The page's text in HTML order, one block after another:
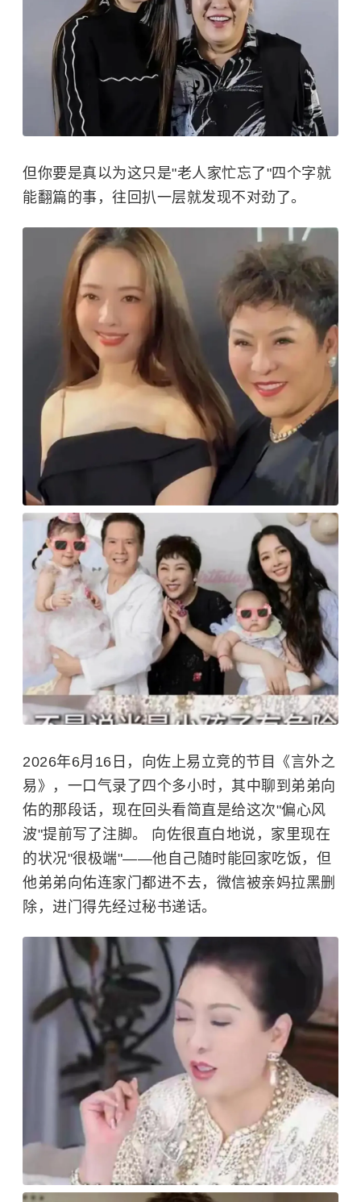
但你要是真以为这只是"老人家忙忘了"四个字就
能翻篇的事，往回扒一层就发现不对劲了。
2026年6月16日，向佐上易立竞的节目《言外之
易》，一口气录了四个多小时，其中聊到弟弟向
佑的那段话，现在回头看简直是给这次"偏心风
波"提前写了注脚。 向佐很直白地说，家里现在
的状况"很极端"——他自己随时能回家吃饭，但
他弟弟向佑连家门都进不去，微信被亲妈拉黑删
除，进门得先经过秘书递话。